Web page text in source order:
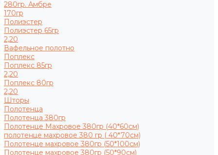
280гр. Амбре
170гр
Полиэстер
Полиэстер 65гр
2,20
Вафельное полотно
Поплекс
Поплекс 85гр
2,20
Поплекс 80гр
2,20
Шторы
Полотенца
Полотенца 380гр
Полотенце Махровое 380гр (40*60см)
полотенце махровое 380 гр ( 40*70см)
Полотенце махровое 380гр (50*100см)
Полотенце махровое 380гр (50*90см)